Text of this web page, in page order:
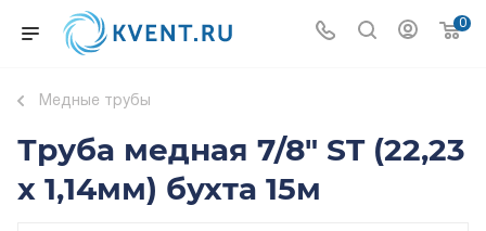
0
Медные трубы
Труба медная 7/8" ST (22,23
x 1,14мм) бухта 15м